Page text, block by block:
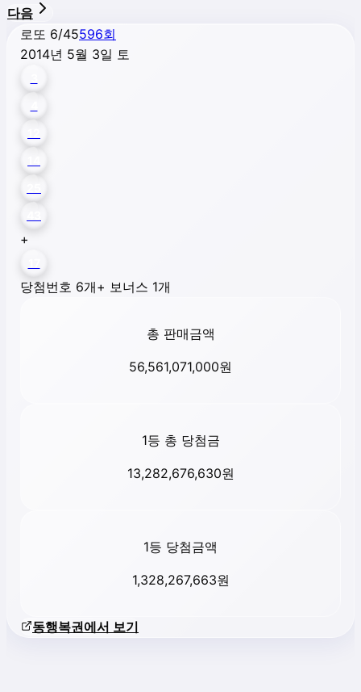
다음
로또 6/45596회
2014년 5월 3일 토
+
당첨번호 6개+ 보너스 1개
총 판매금액
56,561,071,000원
1등 총 당첨금
13,282,676,630원
1등 당첨금액
1,328,267,663원
동행복권에서 보기